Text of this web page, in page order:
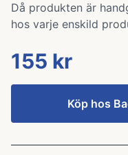
Då produkten är
hos varje enskild
155 kr
Köp hos